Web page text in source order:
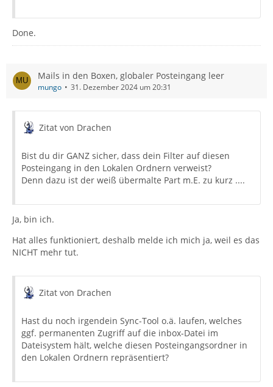
Done.
Mails in den Boxen, globaler Posteingang leer
mungo 31. Dezember 2024 um 20:31
Zitat von Drachen
Bist du dir GANZ sicher, dass dein Filter auf diesen
Posteingang in den Lokalen Ordnern verweist?
Denn dazu ist der weiß übermalte Part m.E. zu kurz ....
Ja, bin ich.
Hat alles funktioniert, deshalb melde ich mich ja, weil es das
NICHT mehr tut.
Zitat von Drachen
Hast du noch irgendein Sync-Tool o.ä. laufen, welches
ggf. permanenten Zugriff auf die inbox-Datei im
Dateisystem hält, welche diesen Posteingangsordner in
den Lokalen Ordnern repräsentiert?